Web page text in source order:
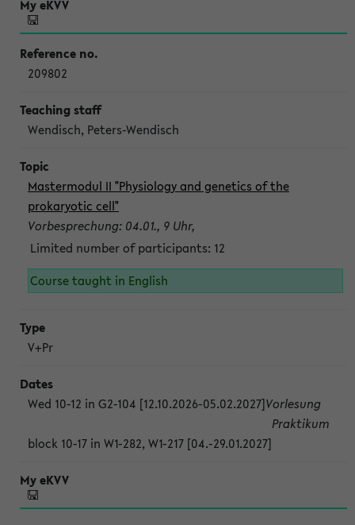
209802
Wendisch, Peters-Wendisch
Mastermodul II "Physiology and genetics of the
prokaryotic cell"
Vorbesprechung: 04.01., 9 Uhr,
Limited number of participants: 12
Course taught in English
V+Pr
Wed 10-12 in G2-104 [12.10.2026-05.02.2027]Vorlesung
block 10-17 in W1-282, W1-217 [04.-29.01.2027]
Praktikum